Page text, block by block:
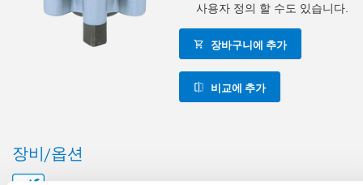
사용자 정의 할 수도 있습니다.
장바구니에 추가
비교에 추가
장비/옵션